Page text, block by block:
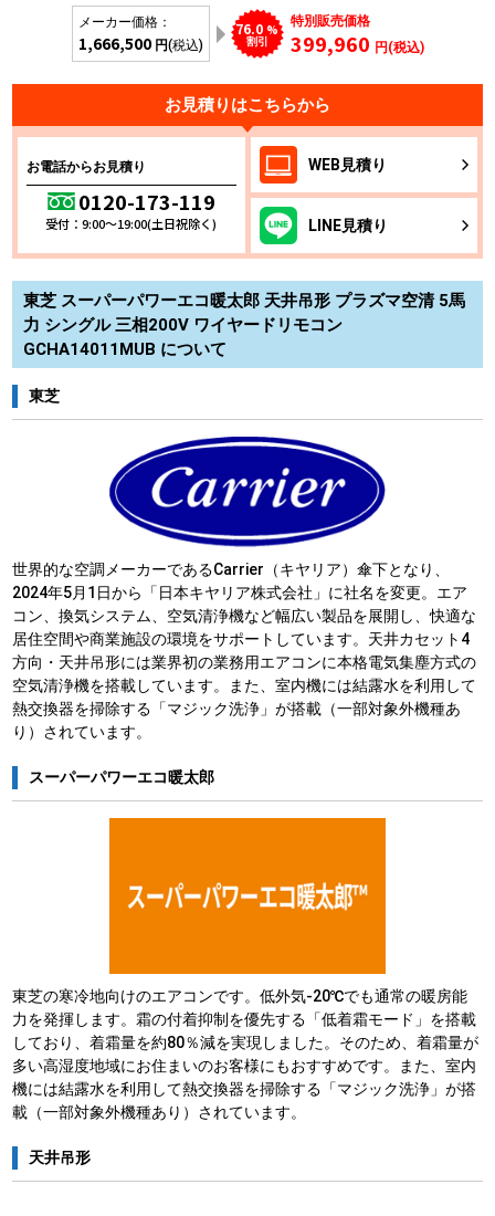
メーカー価格：
1,666,500 円(税込)
76.0 %
割引
特別販売価格
399,960 円(税込)
お見積りはこちらから
お電話からお見積り
0120-173-119
受付：9:00～19:00(土日祝除く)
WEB 見積り
LINE見積り
東芝 スーパーパワーエコ暖太郎 天井吊形 プラズマ空清 5馬
力 シングル 三相200V ワイヤードリモコン
GCHA14011MUB について
東芝
世界的な空調メーカーであるCarrier（キヤリア）傘下となり、
2024年5月1日から「日本キヤリア株式会社」に社名を変更。エア
コン、換気システム、空気清浄機など幅広い製品を展開し、快適な
居住空間や商業施設の環境をサポートしています。天井カセット4
方向・天井吊形には業界初の業務用エアコンに本格電気集塵方式の
空気清浄機を搭載しています。また、室内機には結露水を利用して
熱交換器を掃除する「マジック洗浄」が搭載（一部対象外機種あ
り）されています。
スーパーパワーエコ暖太郎
東芝の寒冷地向けのエアコンです。低外気-20℃でも通常の暖房能
力を発揮します。霜の付着抑制を優先する「低着霜モード」を搭載
しており、着霜量を約80％減を実現しました。そのため、着霜量が
多い高湿度地域にお住まいのお客様にもおすすめです。また、室内
機には結露水を利用して熱交換器を掃除する「マジック洗浄」が搭
載（一部対象外機種あり）されています。
天井吊形